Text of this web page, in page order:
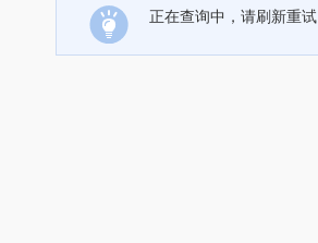
正在查询中，请刷新重试